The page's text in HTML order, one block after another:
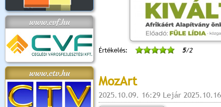
www.cvf.hu
www.ctv.hu
Értékelés: 5/2
MozArt
2025.10.09. 16:29 Lejár